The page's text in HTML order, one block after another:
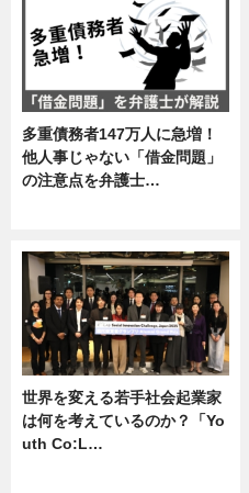
多重債務者147万人に急増！
他人事じゃない「借金問題」
の注意点を弁護士…
世界を変える若手社会起業家
は何を考えているのか？「Yo
uth Co:L…